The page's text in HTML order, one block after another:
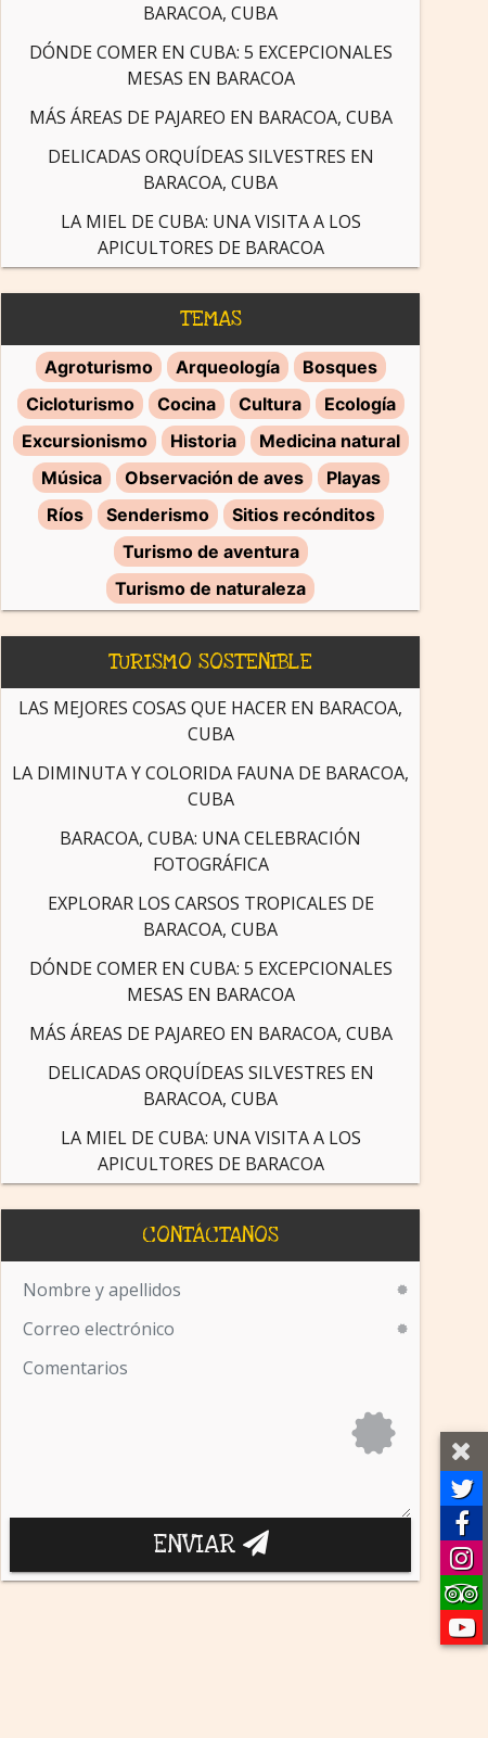
BARACOA, CUBA
DÓNDE COMER EN CUBA: 5 EXCEPCIONALES
MESAS EN BARACOA
MÁS ÁREAS DE PAJAREO EN BARACOA, CUBA
DELICADAS ORQUÍDEAS SILVESTRES EN
BARACOA, CUBA
LA MIEL DE CUBA: UNA VISITA A LOS
APICULTORES DE BARACOA
TEMAS
Agroturismo Arqueología
Bosques
Cicloturismo
Cocina Cultura
Ecología
Excursionismo
Historia
Medicina natural
Música
Observación de aves
Playas
Ríos
Senderismo
Sitios recónditos
Turismo de aventura
Turismo de naturaleza
TURISMO SOSTENIBLE
LAS MEJORES COSAS QUE HACER EN BARACOA,
CUBA
LA DIMINUTA Y COLORIDA FAUNA DE BARACOA,
CUBA
BARACOA, CUBA: UNA CELEBRACIÓN
FOTOGRÁFICA
EXPLORAR LOS CARSOS TROPICALES DE
BARACOA, CUBA
DÓNDE COMER EN CUBA: 5 EXCEPCIONALES
MESAS EN BARACOA
MÁS ÁREAS DE PAJAREO EN BARACOA, CUBA
DELICADAS ORQUÍDEAS SILVESTRES EN
BARACOA, CUBA
LA MIEL DE CUBA: UNA VISITA A LOS
APICULTORES DE BARACOA
CONTÁCTANOS
ENVIAR